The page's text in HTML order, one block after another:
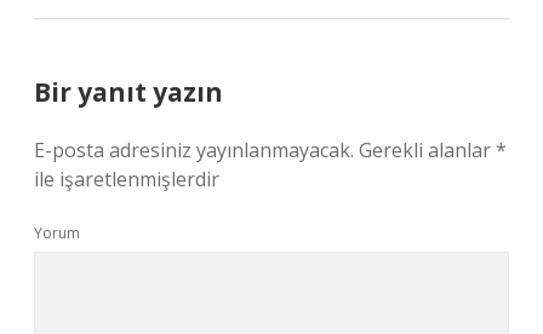
Bir yanıt yazın
E-posta adresiniz yayınlanmayacak. Gerekli alanlar*
ile işaretlenmişlerdir
Yorum